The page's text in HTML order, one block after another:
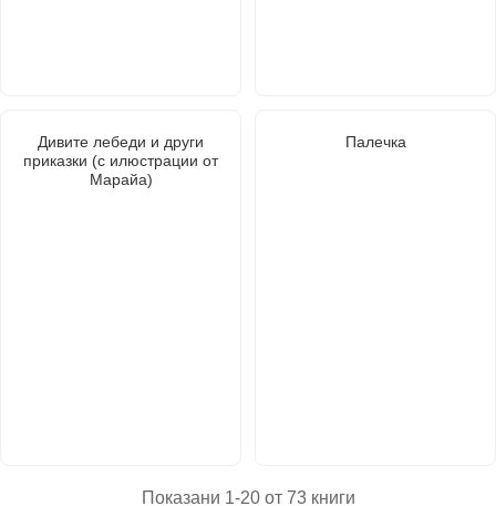
Дивите лебеди и други
приказки (с илюстрации от
Марайа)
Палечка
Показани 1-20 от 73 книги